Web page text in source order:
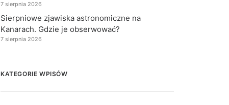
7 sierpnia 2026
Sierpniowe zjawiska astronomiczne na
Kanarach. Gdzie je obserwować?
7 sierpnia 2026
KATEGORIE WPISÓW